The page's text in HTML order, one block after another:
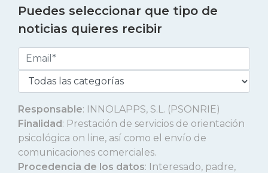
Puedes seleccionar que tipo de
noticias quieres recibir
Responsable: INNOLAPPS, S.L. (PSONRIE)
Finalidad: Prestación de servicios de orientación
psicológica on line, así como el envío de
comunicaciones comerciales.
Procedencia de los datos: Interesado, padre,